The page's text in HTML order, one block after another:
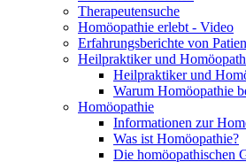
Therapeutensuche
Homöopathie erlebt - Video
Erfahrungsberichte von
Heilpraktiker und
Heilpraktiker und
Warum Homöopathie
Homöopathie
Informationen zur
Was ist Homöopathie?
Die homöopathischen